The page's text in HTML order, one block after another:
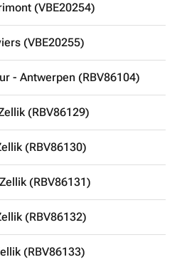
(VBE20254)
(VBE20255)
- Antwerpen (RBV86104)
(RBV86129)
(RBV86130)
(RBV86131)
(RBV86132)
(RBV86133)